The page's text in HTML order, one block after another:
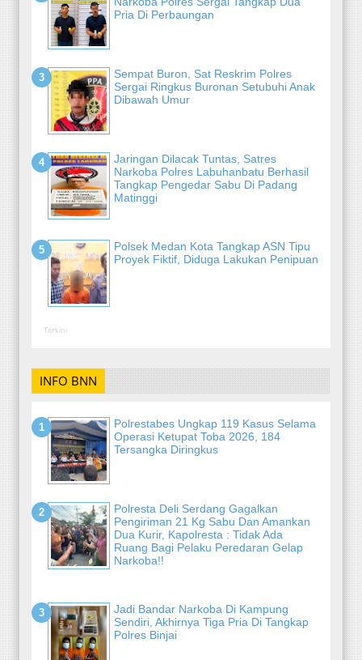
Pria Di Perbaungan
Sempat Buron, Sat Reskrim Polres
Sergai Ringkus Buronan Setubuhi Anak
Dibawah Umur
Jaringan Dilacak Tuntas, Satres
Narkoba Polres Labuhanbatu Berhasil
Tangkap Pengedar Sabu Di Padang
Matinggi
Polsek Medan Kota Tangkap ASN Tipu
Proyek Fiktif, Diduga Lakukan Penipuan
Terkini
INFO BNN
Polrestabes Ungkap 119 Kasus Selama
Operasi Ketupat Toba 2026, 184
Tersangka Diringkus
Polresta Deli Serdang Gagalkan
Pengiriman 21 Kg Sabu Dan Amankan
Dua Kurir, Kapolresta : Tidak Ada
Ruang Bagi Pelaku Peredaran Gelap
Narkoba!!
Jadi Bandar Narkoba Di Kampung
Sendiri, Akhirnya Tiga Pria Di Tangkap
Polres Binjai